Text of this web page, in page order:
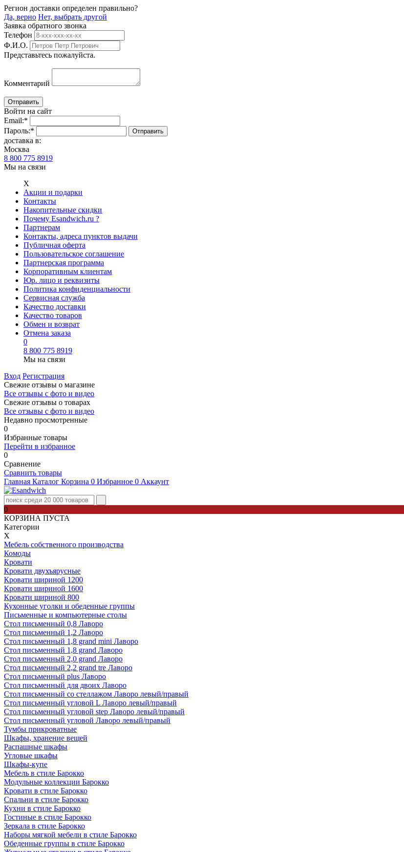
Регион доставки определен правильно?
Да, верно Нет, выбрать другой
Заявка обратного звонка
Телефон
Ф.И.О.
Представьтесь пожалуйста.
Комментарий
Войти на сайт
Email:*
Пароль:*
доставка в:
Москва
8 800 775 8919
Мы на связи
Х
Акции и подарки
Контакты
Накопительные скидки
Почему Esandwich.ru ?
Партнерам
Контакты, адреса пунктов выдачи
Публичная оферта
Пользовательское соглашение
Партнерская программа
Корпоративным клиентам
Юр. лицо и реквизиты
Политика конфиденциальности
Сервисная служба
Качество доставки
Качество товаров
Обмен и возврат
Отмена заказа
0
8 800 775 8919
Мы на связи
Вход Регистрация
Свежие отзывы о магазине
Все отзывы с фото и видео
Свежие отзывы о товарах
Все отзывы c фото и видео
Недавно просмотренные
0
Избранные товары
Перейти в избранное
0
Сравнение
Сравнить товары
Главная Каталог Корзина 0 Избранное 0 Аккаунт
0
КОРЗИНА ПУСТА
Категории
Х
Мебель собственного производства
Комоды
Кровати
Кровати двухъярусные
Кровати шириной 1200
Кровати шириной 1600
Кровати шириной 800
Кухонные уголки и обеденные группы
Письменные и компьютерные столы
Стол письменный 0,8 Лаворо
Стол письменный 1,2 Лаворо
Стол письменный 1,8 grand mini Лаворо
Стол письменный 1,8 grand Лаворо
Стол письменный 2,0 grand Лаворо
Стол письменный 2,2 grand tre Лаворо
Стол письменный plus Лаворо
Стол письменный для двоих Лаворо
Стол письменный со стеллажом Лаворо левый/правый
Стол письменный угловой L Лаворо левый/правый
Стол письменный угловой step Лаворо левый/правый
Стол письменный угловой Лаворо левый/правый
Тумбы прикроватные
Шкафы, хранение вещей
Распашные шкафы
Угловые шкафы
Шкафы-купе
Мебель в стиле Барокко
Модульные коллекции Барокко
Кровати в стиле Барокко
Спальни в стиле Барокко
Кухни в стиле Барокко
Гостиные в стиле Барокко
Зеркала в стиле Барокко
Наборы мягкой мебели в стиле Барокко
Обеденные группы в стиле Барокко